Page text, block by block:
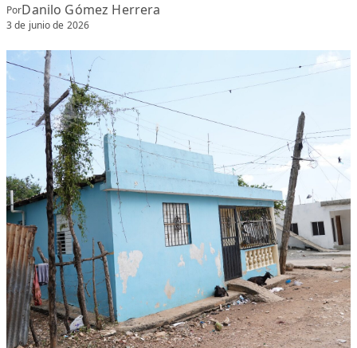
PorDanilo Gómez Herrera
3 de junio de 2026